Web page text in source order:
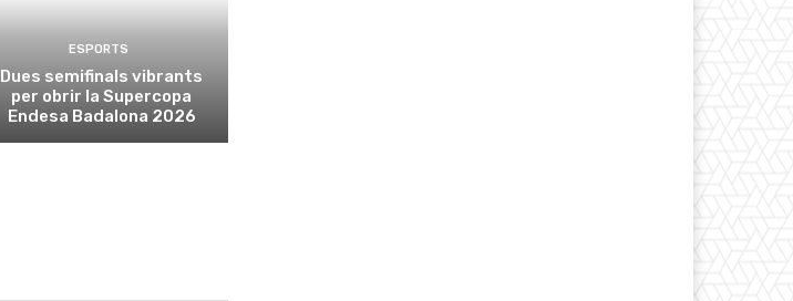
ESPORTS
Dues semifinals vibrants
per obrir la Supercopa
Endesa Badalona 2026